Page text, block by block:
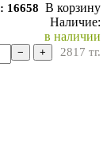
16658 В корзину
Наличие:
в наличии
2817 тг.
− +